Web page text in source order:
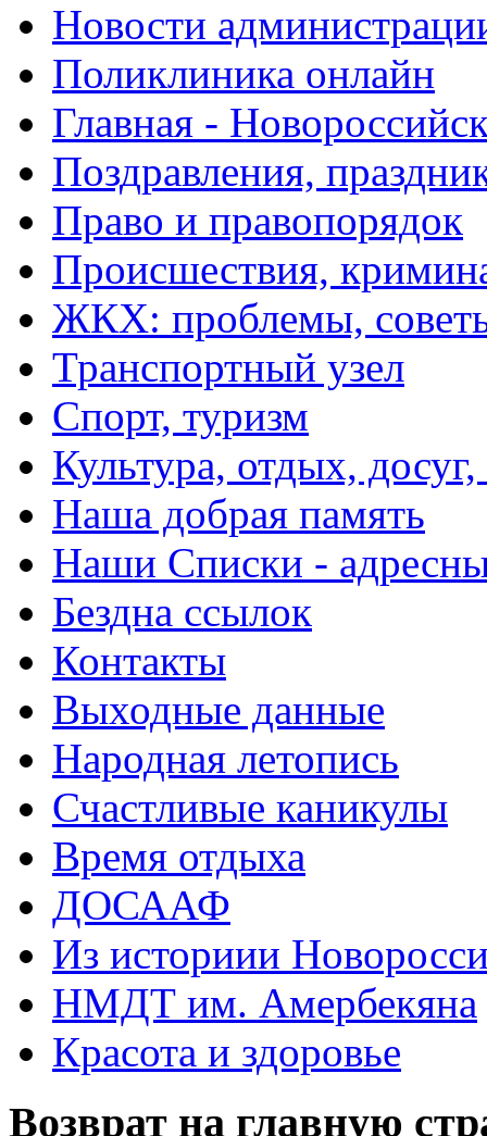
Новости
Поликлиника онлайн
Главная -
Поздравления,
Право и правопорядок
Происшествия,
ЖКХ: проблемы,
Транспортный узел
Спорт, туризм
Культура, отдых,
Наша добрая память
Наши Списки -
Бездна ссылок
Контакты
Выходные данные
Народная летопись
Счастливые каникулы
Время отдыха
ДОСААФ
Из историии
НМДТ им. Амербекяна
Красота и здоровье
Возврат на главную